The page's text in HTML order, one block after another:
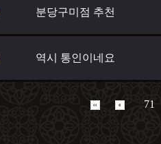
분당구미점 추천
역시 통인이네요
71